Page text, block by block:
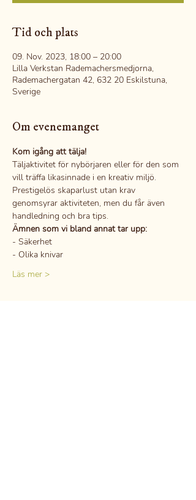
Tid och plats
09. Nov. 2023, 18:00 – 20:00
Lilla Verkstan Rademachersmedjorna,
Rademachergatan 42, 632 20 Eskilstuna,
Sverige
Om evenemanget
Kom igång att tälja!
Täljaktivitet för nybörjaren eller för den som
vill träffa likasinnade i en kreativ miljö.
Prestigelös skaparlust utan krav
genomsyrar aktiviteten, men du får även
handledning och bra tips.
Ämnen som vi bland annat tar upp:
- Säkerhet
- Olika knivar
Läs mer >